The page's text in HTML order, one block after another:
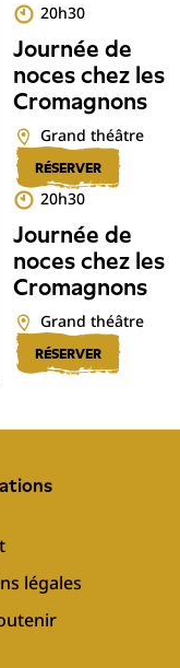
20h30
Journée de
noces chez les
Cromagnons
Grand théâtre
RÉSERVER
20h30
Journée de
noces chez les
Cromagnons
Grand théâtre
RÉSERVER
légales